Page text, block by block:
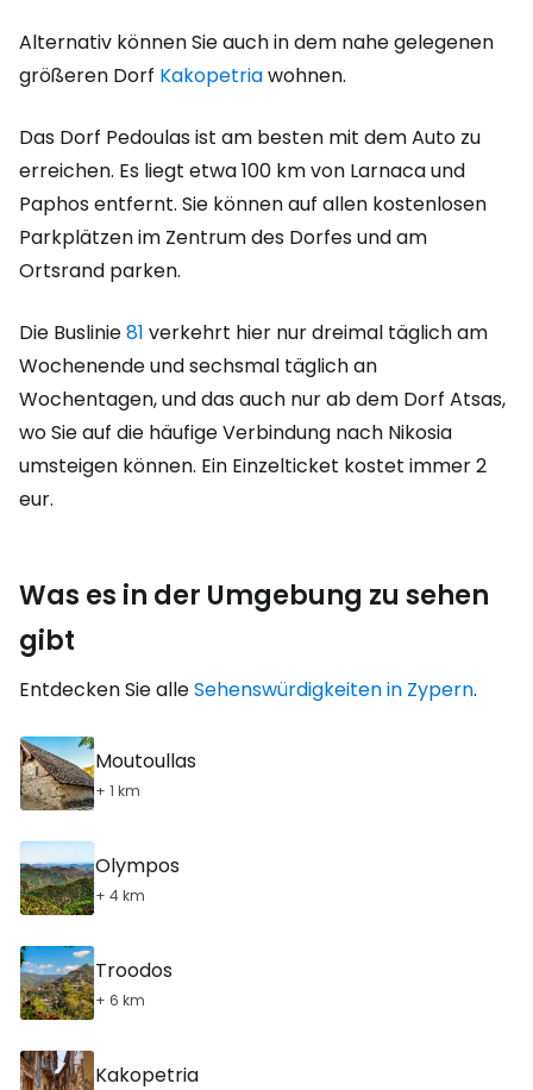
Alternativ können Sie auch in dem nahe gelegenen
größeren Dorf Kakopetriawohnen.
Das Dorf Pedoulas ist am besten mit dem Auto zu
erreichen. Es liegt etwa 100 km von Larnaca und
Paphos entfernt. Sie können auf allen kostenlosen
Parkplätzen im Zentrum des Dorfes und am
Ortsrand parken.
Die Buslinie81 verkehrt hier nur dreimal täglich am
Wochenende und sechsmal täglich an
Wochentagen, und das auch nur ab dem Dorf Atsas,
wo Sie auf die häufige Verbindung nach Nikosia
umsteigen können. Ein Einzelticket kostet immer 2
eur.
Was es in der Umgebung zu sehen
gibt
Entdecken Sie alleSehenswürdigkeiten in Zypern.
Moutoullas
+ 1 km
Olympos
+ 4 km
Troodos
+ 6 km
Kakopetria